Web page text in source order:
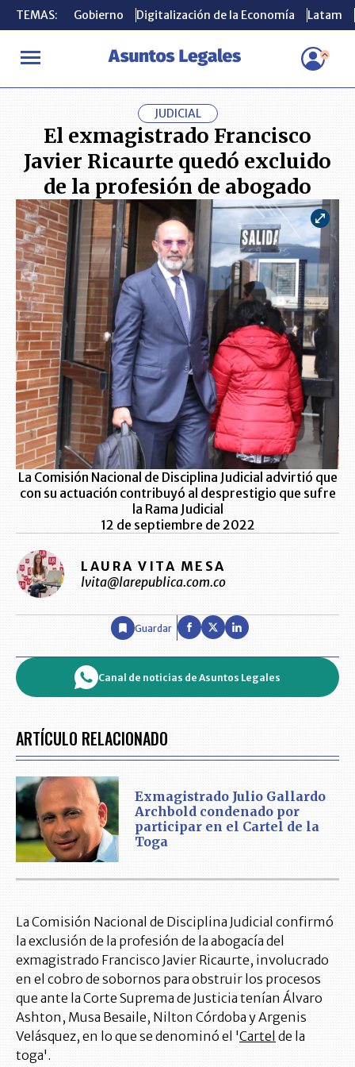
TEMAS: Gobierno Digitalización de la Economía Latam
INICIO ACTUALIDAD El exmagistrado Francisco Javier
TEMAS: Gobierno Digitalización de la Economía Latam
JUDICIAL
El exmagistrado Francisco
Javier Ricaurte quedó excluido
de la profesión de abogado
La Comisión Nacional de Disciplina Judicial advirtió que
con su actuación contribuyó al desprestigio que sufre
la Rama Judicial
12 de septiembre de 2022
LAURA VITA MESA
lvita@larepublica.com.co
Guardar
Canal de noticias de Asuntos Legales
ARTÍCULO RELACIONADO
Exmagistrado Julio Gallardo
Archbold condenado por
participar en el Cartel de la
Toga
La Comisión Nacional de Disciplina Judicial confirmó
la exclusión de la profesión de la abogacía del
exmagistrado Francisco Javier Ricaurte, involucrado
en el cobro de sobornos para obstruir los procesos
que ante la Corte Suprema de Justicia tenían Álvaro
Ashton, Musa Besaile, Nilton Córdoba y Argenis
Velásquez, en lo que se denominó el 'Cartel de la
toga'.